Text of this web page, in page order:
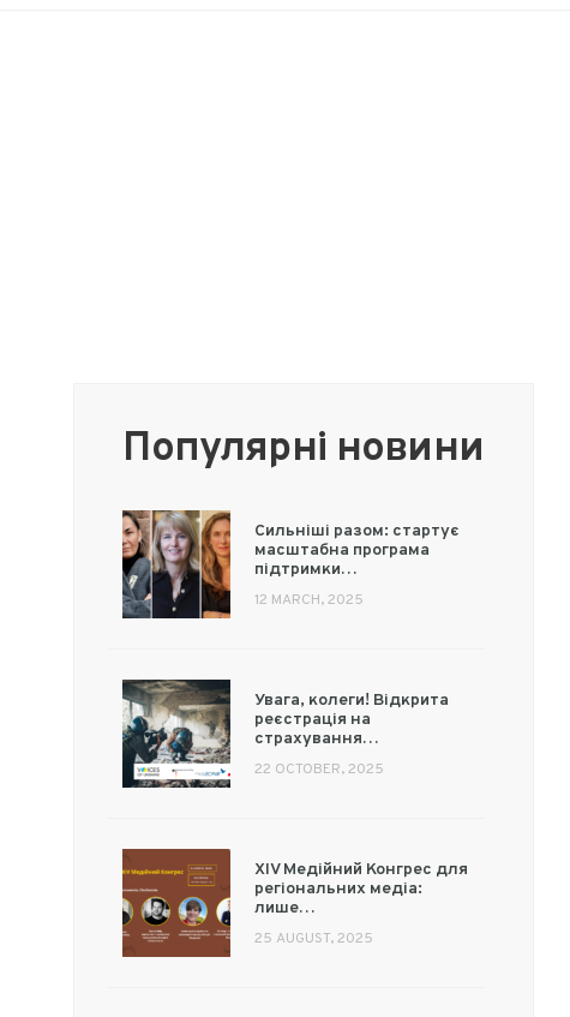
Популярні новини
Сильніші разом: стартує
масштабна програма
підтримки…
12 MARCH, 2025
Увага, колеги! Відкрита
реєстрація на
страхування…
22 OCTOBER, 2025
XIV Медійний Конгрес для
регіональних медіа:
лише…
25 AUGUST, 2025